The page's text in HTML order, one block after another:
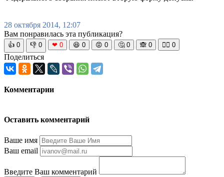
28 октября 2014, 12:07
Вам понравилась эта публикация?
👍 0 👎 0 ❤ 0 😆 0 😡 0 🤔 0 🙈 0 🧘‍♀️ 0
Поделиться
Комментарии
Оставить комментарий
Ваше имя
Ваш email
Введите Ваш комментарий